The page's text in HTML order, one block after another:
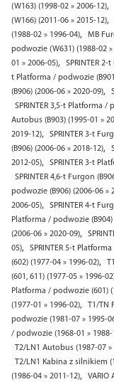
(W163) (1998-02 » 2006-12),
(W166) (2011-06 » 2015-12),
(1988-02 » 1996-04), MB
podwozie (W631) (1988-02 »
01 » 2006-05), SPRINTER
t Platforma / podwozie
(B906) (2006-06 » 2020-09),
SPRINTER 3,5-t Platforma /
Autobus (B903) (1995-01 »
2019-12), SPRINTER 3-t
(B906) (2006-06 » 2018-12),
2012-05), SPRINTER 3-t
SPRINTER 4,6-t Furgon
podwozie (B906) (2006-06 »
2006-05), SPRINTER 4-t
Platforma / podwozie (B904)
(2006-06 » 2020-09),
05), SPRINTER 5-t
(602) (1977-04 » 1996-02),
(601, 611) (1977-05 » 1996-
Platforma / podwozie (601)
(1977-01 » 1996-02), T1/TN
podwozie (1981-07 » 1995-
/ podwozie (1968-01 » 1988-
T2/LN1 Autobus (1987-07 »
T2/LN1 Kabina z silnikiem
(1986-04 » 2011-12), VARIO